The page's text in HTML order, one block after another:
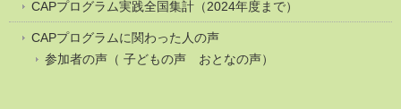
CAPプログラム実践全国集計（2024年度まで）
CAPプログラムに関わった人の声
参加者の声（ 子どもの声 おとなの声）